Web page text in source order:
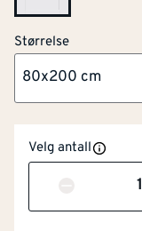
Størrelse
80x200 cm
Velg antall
Antall